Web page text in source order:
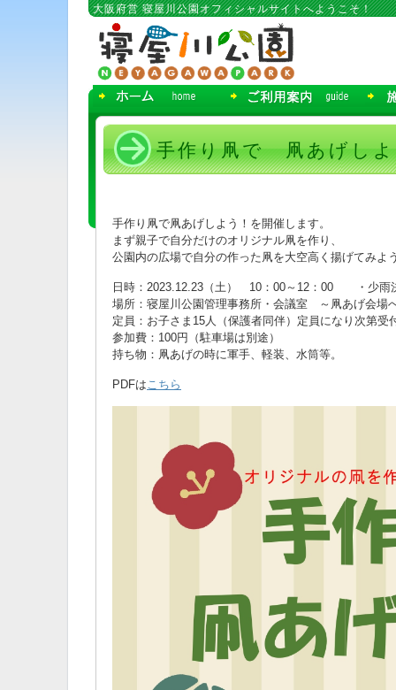
大阪府営 寝屋川公園オフィシャルサイトへようこそ！
コ
ツ
へ
動
手作り凧で 凧あげし
手作り凧で凧あげしよう！を開催します。
まず親子で自分だけのオリジナル凧を作り、
公園内の広場で自分の作った凧を大空高く揚げてみよ
日時：2023.12.23（土） 10：00～12：00 ・少雨
場所：寝屋川公園管理事務所・会議室 ～凧あげ会場
定員：お子さま15人（保護者同伴）定員になり次第受
参加費：100円（駐車場は別途）
持ち物：凧あげの時に軍手、軽装、水筒等。
PDFはこちら